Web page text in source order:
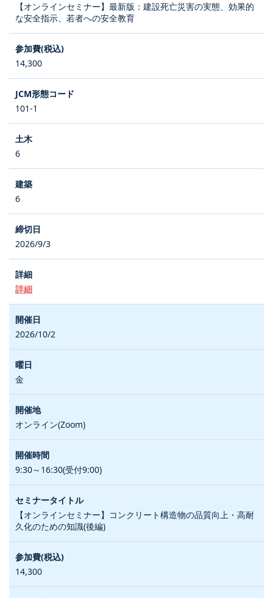
【オンラインセミナー】最新版：建設死亡災害の実態、効果的
な安全指示、若者への安全教育
14,300
101-1
6
6
2026/9/3
詳細
2026/10/2
金
オンライン(Zoom)
9:30～16:30(受付9:00)
【オンラインセミナー】コンクリート構造物の品質向上・高耐
久化のための知識(後編)
14,300